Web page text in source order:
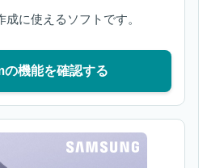
に使えるソフトです。
の機能を確認する